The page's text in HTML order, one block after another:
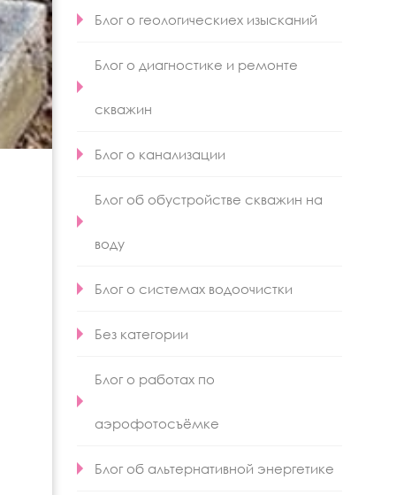
Блог о геологическиех изысканий
Блог о диагностике и ремонте
скважин
Блог о канализации
Блог об обустройстве скважин на
воду
Блог о системах водоочистки
Без категории
Блог о работах по
аэрофотосъёмке
Блог об альтернативной энергетике